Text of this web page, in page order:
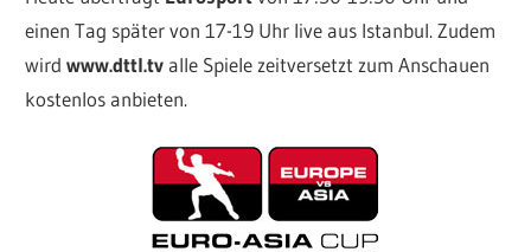
einen Tag später von 17-19 Uhr live aus Istanbul. Zudem
wirdwww.dttl.tvalle Spiele zeitversetzt zum Anschauen
kostenlos anbieten.